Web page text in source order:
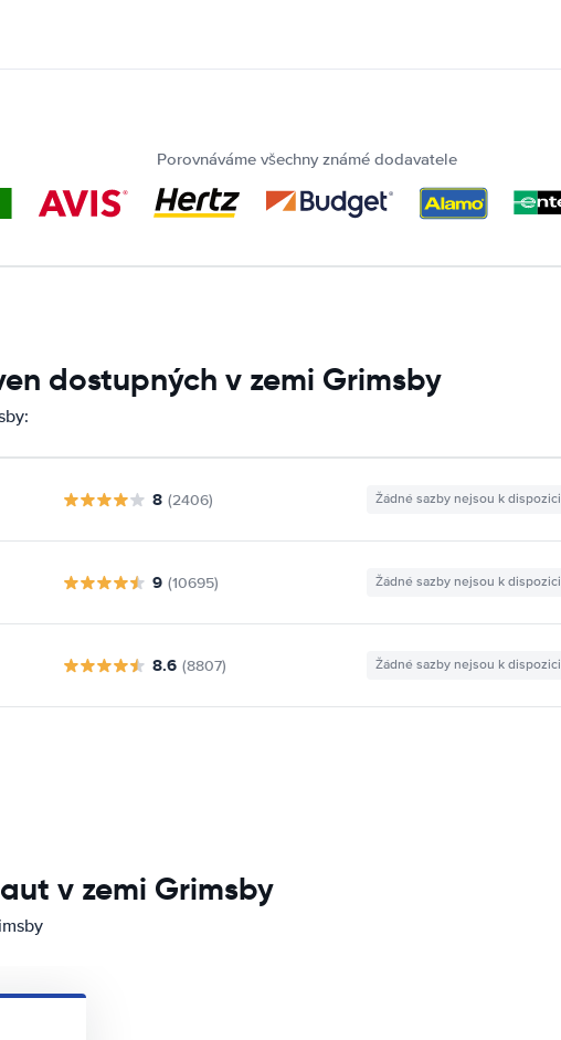
Porovnáváme všechny známé dodavatele
dostupných v zemi Grimsby
8 (2406) Žádné sazby nejsou k dispozici
9 (10695) Žádné sazby nejsou k dispozici
8.6 (8807) Žádné sazby nejsou k dispozici
v zemi Grimsby